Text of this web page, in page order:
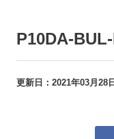
P10DA-
更新日： 2021年03月28日